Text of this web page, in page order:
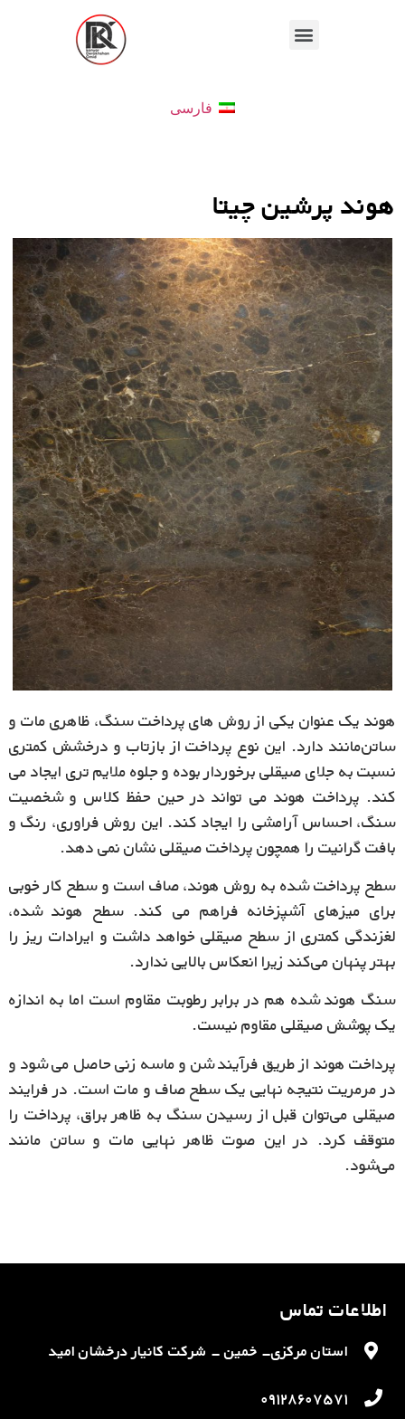
فارسی
هوند پرشین چیتا
هوند یک عنوان یکی از روش های پرداخت سنگ،‌ ظاهری مات و
ساتن‌مانند دارد. این نوع پرداخت از بازتاب و درخشش کمتری
نسبت به جلای صیقلی برخوردار بوده و جلوه ملایم تری ایجاد می
کند. پرداخت هوند می تواند در حین حفظ کلاس و شخصیت
سنگ، احساس آرامشی را ایجاد کند. این روش فراوری، رنگ و
بافت گرانیت را همچون پرداخت صیقلی نشان نمی دهد.
سطح پرداخت شده به روش هوند، صاف است و سطح کار خوبی
برای میزهای آشپزخانه فراهم می کند. سطح هوند شده،
لغزندگی کمتری از سطح صیقلی خواهد داشت و ایرادات ریز را
بهتر پنهان می‌کند زیرا انعکاس بالایی ندارد.
سنگ هوند شده هم در برابر رطوبت مقاوم است اما به اندازه
یک پوشش صیقلی مقاوم نیست.
پرداخت هوند از طریق فرآیند شن و ماسه زنی حاصل می شود و
در مرمریت نتیجه نهایی یک سطح صاف و مات است. در فرایند
صیقلی می‌توان قبل از رسیدن سنگ به ظاهر براق، پرداخت را
متوقف کرد. در این صوت ظاهر نهایی مات و ساتن ‌مانند
می‌شود.
اطلاعات تماس
استان مرکزی- خمین - شرکت کانیار درخشان امید
۰۹۱۲۸۶۰۷۵۷۱